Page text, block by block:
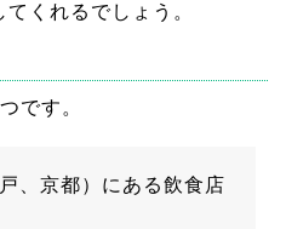
くれるでしょう。
です。
、京都）にある飲食店